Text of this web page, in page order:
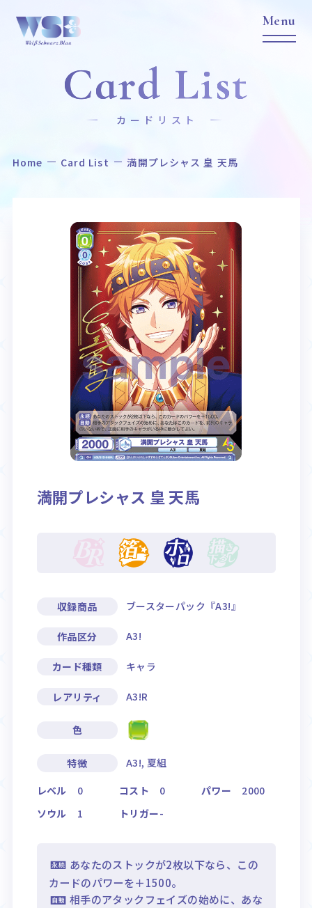
Home News
作品タイトル 商品情報
Event
イベント
Card List
カードリスト
Rule / Q&A
ルール/Q&A
Deck Recipe
デッキレシピ
Card List
カードリスト
Home Card List 満開プレシャス 皇 天馬
満開プレシャス 皇 天馬
収録商品 ブースターパック『A3!』
作品区分 A3!
カード種類 キャラ
レアリティ A3!R
色
特徴
A3!, 夏組
レベル
0 コスト 0 パワー
2000
ソウル
1 トリガー-
あなたのストックが2枚以下なら、この
カードのパワーを＋1500。
相手のアタックフェイズの始めに、あな